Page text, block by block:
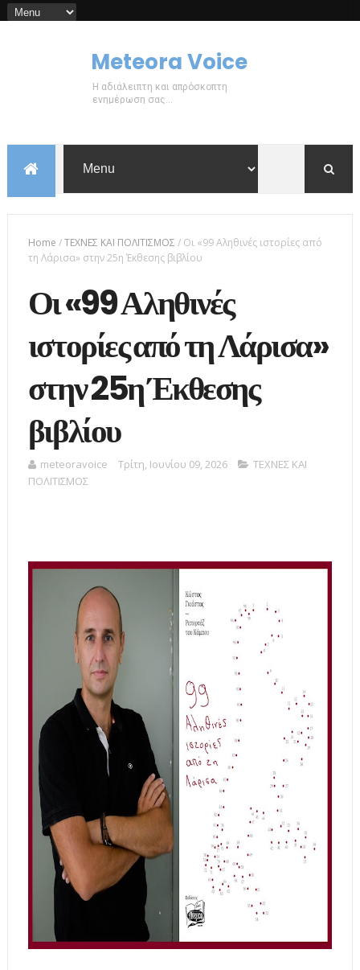
Meteora Voice
Η αδιάλειπτη και απρόσκοπτη
ενημέρωση σας...
Home /ΤΕΧΝΕΣ ΚΑΙ ΠΟΛΙΤΙΣΜΟΣ / Οι «99 Αληθινές ιστορίες από
τη Λάρισα» στην 25η Έκθεσης βιβλίου
Οι «99 Αληθινές
ιστορίες από τη Λάρισα»
στην 25η Έκθεσης
βιβλίου
meteoravoice Τρίτη, Ιουνίου 09, 2026
ΤΕΧΝΕΣ ΚΑΙ
ΠΟΛΙΤΙΣΜΟΣ